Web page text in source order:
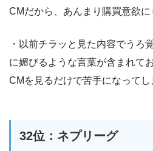
CMだから、あんまり購買意欲に
・以前チラッと見た内容でうろ
に媚びるような言葉が含まれて
CMを見るだけで苦手になってし
32位：ネプリーグ